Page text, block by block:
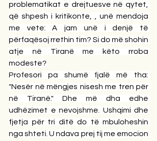
problematikat e drejtuesve në qytet,
që shpesh i kritikonte, , unë mendoja
me vete: A jam unë i denjë të
përfaqësoj rrethin tim? Si do më shohin
atje në Tiranë me këto rroba
modeste?
Profesori pa shumë fjalë më tha:
"Nesër në mëngjes nisesh me tren për
në Tiranë." Dhe më dha edhe
udhëzimet e nevojshme. Ushqimi dhe
fjetja për tri ditë do të mbuloheshin
nga shteti. U ndava prej tij me emocion